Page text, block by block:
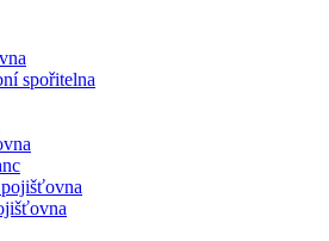
spořitelna